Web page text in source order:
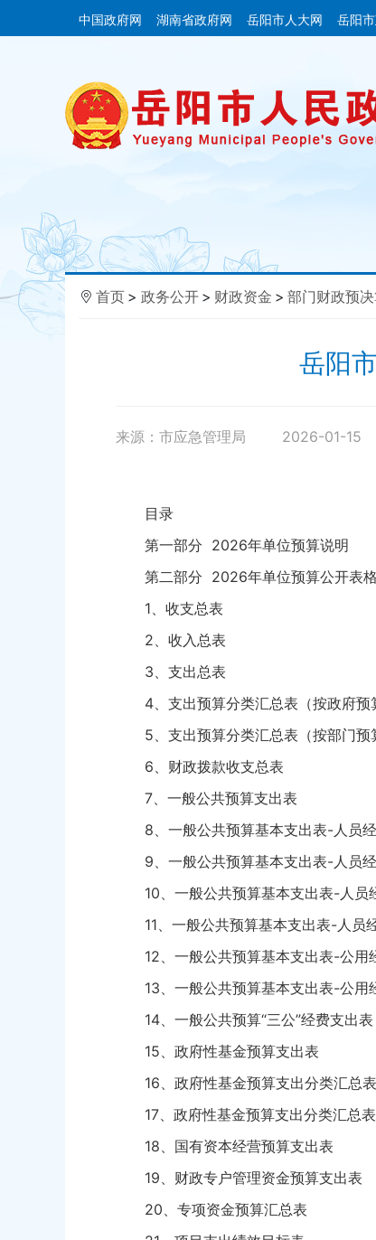
中国政府网 湖南省政府网 岳阳市人大网 岳阳
首页 > 政务公开 > 财政资金 > 部门财政预
岳阳
来源：市应急管理局 2026-01-15
目录
第一部分 2026年单位预算说明
第二部分 2026年单位预算公开表格
1、收支总表
2、收入总表
3、支出总表
4、支出预算分类汇总表（按政府预
5、支出预算分类汇总表（按部门预
6、财政拨款收支总表
7、一般公共预算支出表
8、一般公共预算基本支出表-人员经
9、一般公共预算基本支出表-人员经
10、一般公共预算基本支出表-人员
11、一般公共预算基本支出表-人员经
12、一般公共预算基本支出表-公用
13、一般公共预算基本支出表-公用
14、一般公共预算“三公”经费支出表
15、政府性基金预算支出表
16、政府性基金预算支出分类汇总表
17、政府性基金预算支出分类汇总表
18、国有资本经营预算支出表
19、财政专户管理资金预算支出表
20、专项资金预算汇总表